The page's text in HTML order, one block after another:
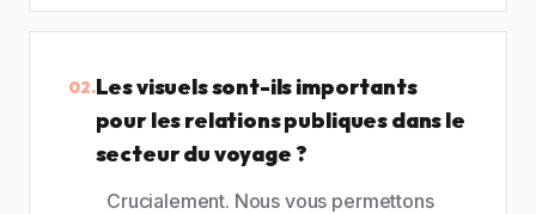
02.Les visuels sont-ils importants
pour les relations publiques dans le
secteur du voyage ?
Crucialement. Nous vous permettons